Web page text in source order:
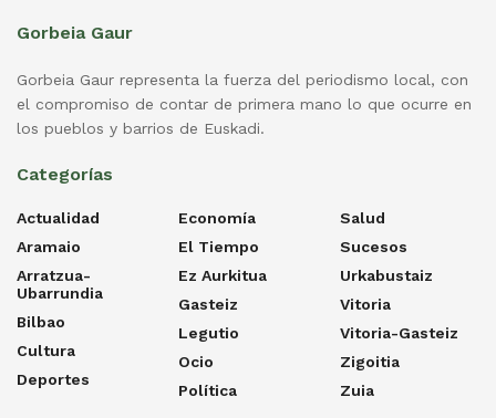
Gorbeia Gaur
Gorbeia Gaur representa la fuerza del periodismo local, con
el compromiso de contar de primera mano lo que ocurre en
los pueblos y barrios de Euskadi.
Categorías
Actualidad
Aramaio
Arratzua-
Ubarrundia
Bilbao
Cultura
Deportes
Economía
El Tiempo
Ez Aurkitua
Gasteiz
Legutio
Ocio
Política
Salud
Sucesos
Urkabustaiz
Vitoria
Vitoria-Gasteiz
Zigoitia
Zuia